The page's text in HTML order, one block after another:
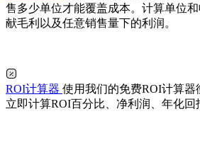
售多少单位才能覆盖成本。计算单位
献毛利以及任意销售量下的利润。
ROI计算器 使用我们的免费ROI计算器
立即计算ROI百分比、净利润、年化回